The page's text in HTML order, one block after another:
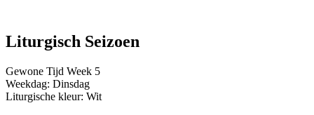
Liturgisch Seizoen
Gewone Tijd Week 5
Weekdag: Dinsdag
Liturgische kleur: Wit